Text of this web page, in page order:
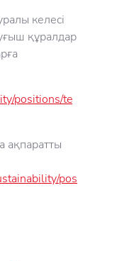
келесі
құралдар
positions/te
ақпаратты
pos